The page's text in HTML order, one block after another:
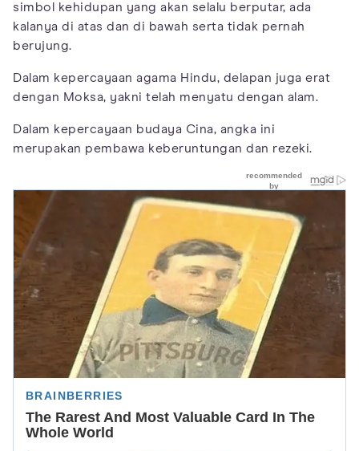
simbol kehidupan yang akan selalu berputar, ada
kalanya di atas dan di bawah serta tidak pernah
berujung.
Dalam kepercayaan agama Hindu, delapan juga erat
dengan Moksa, yakni telah menyatu dengan alam.
Dalam kepercayaan budaya Cina, angka ini
merupakan pembawa keberuntungan dan rezeki.